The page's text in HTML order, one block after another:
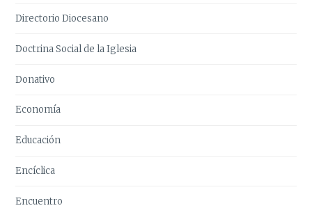
Directorio Diocesano
Doctrina Social de la Iglesia
Donativo
Economía
Educación
Encíclica
Encuentro